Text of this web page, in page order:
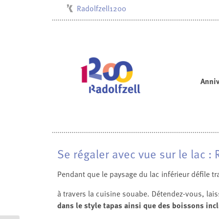
Musikschule
Stadtarchiv
Stadtmuseum
Radolfzell1200
Se régaler avec vue sur le lac
Pendant que le paysage du lac inférieur défile
à travers la cuisine souabe. Détendez-vous,
dans le style tapas ainsi que des boissons